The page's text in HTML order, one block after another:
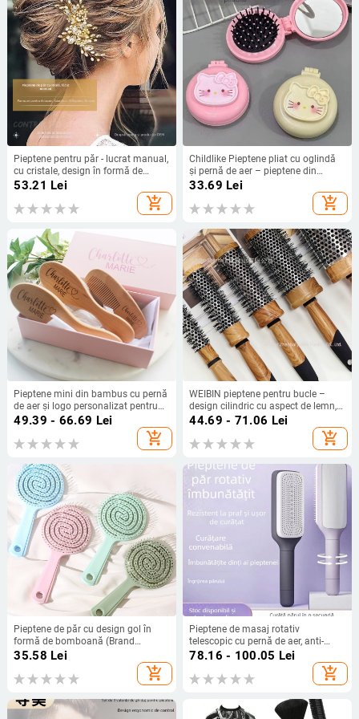
Pieptene pentru păr - lucrat manual,
cu cristale, design în formă de
frunză, accesoriu de nuntă
53.21 Lei
add_shopping_cart
Childlike Pieptene pliat cu oglindă
și pernă de aer – pieptene din
plastic pentru masaj și coafare, 2 în
33.69 Lei
add_shopping_cart
Pieptene mini din bambus cu pernă
de aer și logo personalizat pentru
masaj acasă
49.39 - 66.69 Lei
add_shopping_cart
WEIBIN pieptene pentru bucle –
design cilindric cu aspect de lemn,
din plastic, rezistent la căldură
44.69 - 71.06 Lei
add_shopping_cart
Pieptene de păr cu design gol în
formă de bomboană (Brand
Beautichen; Material: Plastic;
Categoria: Pieptene de păr; Forma:
Lollipop; Design: Gol)
35.58 Lei
add_shopping_cart
Pieptene de masaj rotativ
telescopic cu pernă de aer, anti-
static cu ioni negativ, netezește
dreptunghiulară, pentru uz casnic
78.16 - 100.05 Lei
add_shopping_cart